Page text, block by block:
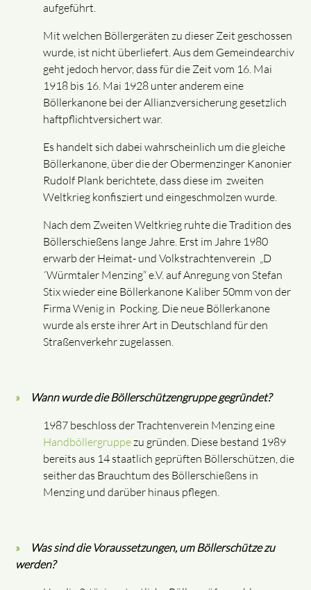
aufgeführt.
Mit welchen Böllergeräten zu dieser Zeit geschossen
wurde, ist nicht überliefert. Aus dem Gemeindearchiv
geht jedoch hervor, dass für die Zeit vom 16. Mai
1918 bis 16. Mai 1928 unter anderem eine
Böllerkanone bei der Allianzversicherung gesetzlich
haftpflichtversichert war.
Es handelt sich dabei wahrscheinlich um die gleiche
Böllerkanone, über die der Obermenzinger Kanonier
Rudolf Plank berichtete, dass diese im zweiten
Weltkrieg konfisziert und eingeschmolzen wurde.
Nach dem Zweiten Weltkrieg ruhte die Tradition des
Böllerschießens lange Jahre. Erst im Jahre 1980
erwarb der Heimat- und Volkstrachtenverein „D
´Würmtaler Menzing“ e.V. auf Anregung von Stefan
Stix wieder eine Böllerkanone Kaliber 50mm von der
Firma Wenig in Pocking. Die neue Böllerkanone
wurde als erste ihrer Art in Deutschland für den
Straßenverkehr zugelassen.
Wann wurde die Böllerschützengruppe gegründet?
1987 beschloss der Trachtenverein Menzing eine
Handböllergruppezu gründen. Diese bestand 1989
bereits aus 14 staatlich geprüften Böllerschützen, die
seither das Brauchtum des Böllerschießens in
Menzing und darüber hinaus pflegen.
Was sind die Voraussetzungen, um Böllerschütze zu
werden?